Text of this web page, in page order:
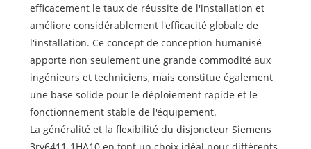
efficacement le taux de réussite de l'installation et
améliore considérablement l'efficacité globale de
l'installation. Ce concept de conception humanisé
apporte non seulement une grande commodité aux
ingénieurs et techniciens, mais constitue également
une base solide pour le déploiement rapide et le
fonctionnement stable de l'équipement.
La généralité et la flexibilité du disjoncteur Siemens